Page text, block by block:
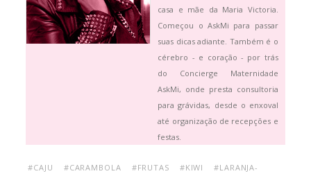
casa e mãe da Maria Victoria.
Começou o AskMi para passar
suas dicas adiante. Também é o
cérebro - e coração - por trás
do Concierge Maternidade
AskMi, onde presta consultoria
para grávidas, desde o enxoval
até organização de recepções e
festas.
#CAJU #CARAMBOLA #FRUTAS #KIWI
#LARANJA-